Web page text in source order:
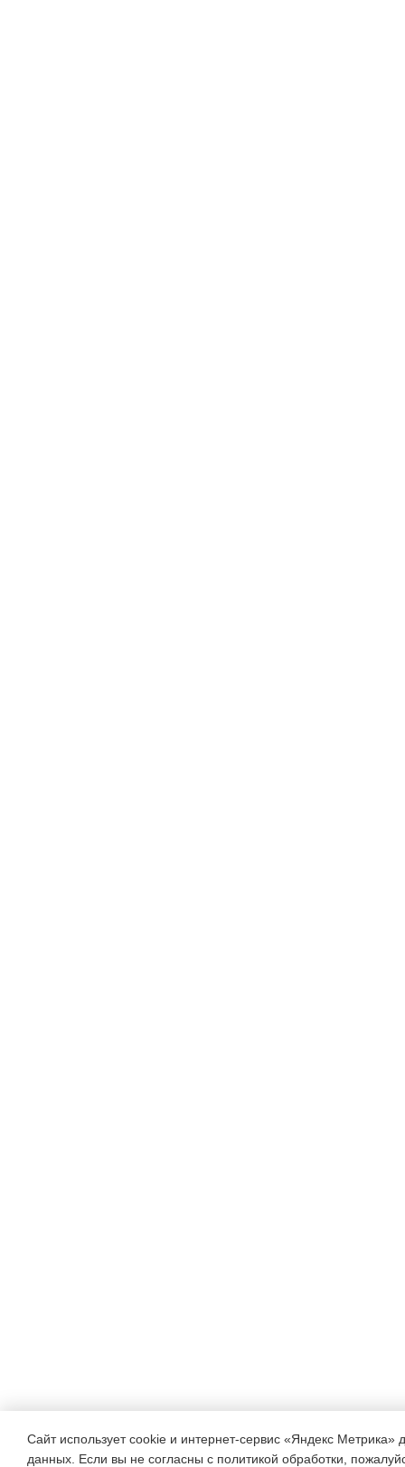
Сайт использует cookie и интернет-сервис «Яндекс Метрика»
данных. Если вы не согласны с политикой обработки,